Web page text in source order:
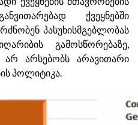
ქვეყნებში
პასუხისმგებლობას
გამოსწორებაზე,
არსებობს არავითარი
პოლიტიკა.